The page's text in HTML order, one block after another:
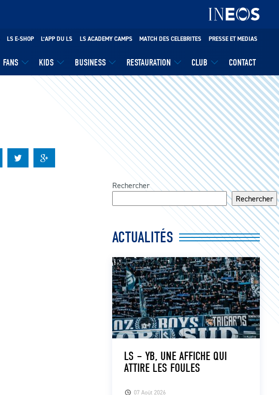
FANS KIDS BUSINESS RESTAURATION CLUB CONTACT
LS E-SHOP L’APP DU LS LS ACADEMY CAMPS MATCH DES CELEBRITES PRESSE ET MEDIAS
Rechercher
Rechercher
ACTUALITÉS
07 Août 2026
LS – YB, UNE AFFICHE QUI
ATTIRE LES FOULES